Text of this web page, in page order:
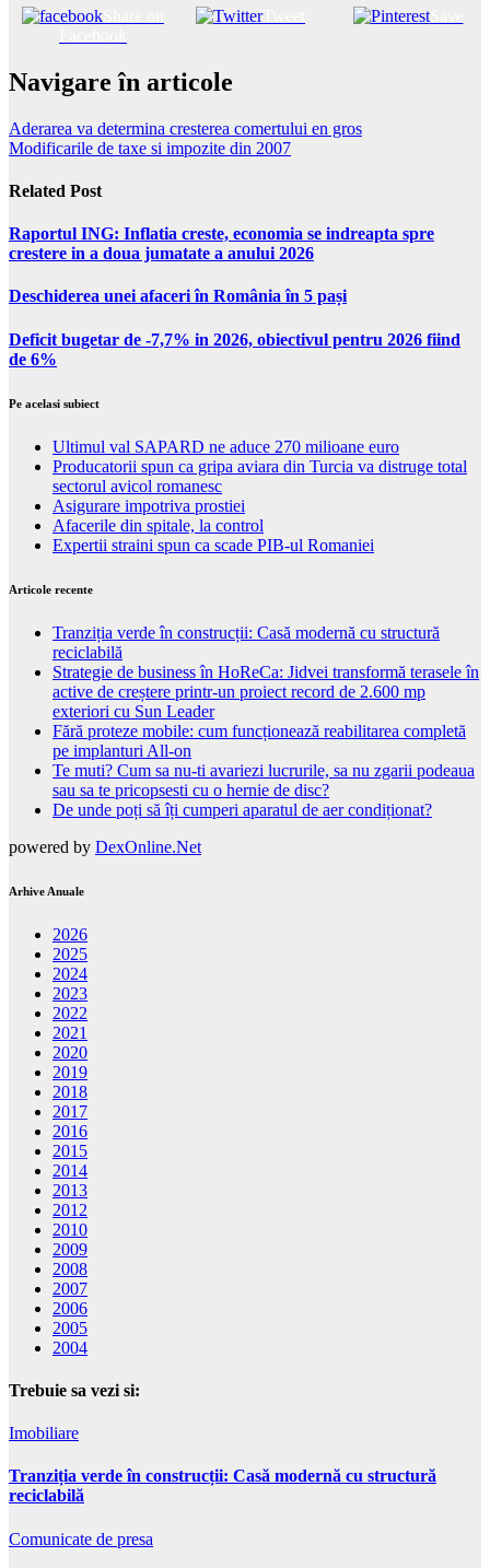
Tweet Save
Navigare în articole
Aderarea va determina cresterea comertului en gros
Modificarile de taxe si impozite din 2007
Related Post
Raportul ING: Inflatia creste, economia se indreapta spre
crestere in a doua jumatate a anului 2026
Deschiderea unei afaceri în România în 5 pași
Deficit bugetar de -7,7% in 2026, obiectivul pentru 2026 fiind
de 6%
Pe acelasi subiect
Ultimul val SAPARD ne aduce 270 milioane euro
Producatorii spun ca gripa aviara din Turcia va distruge total
sectorul avicol romanesc
Asigurare impotriva prostiei
Afacerile din spitale, la control
Expertii straini spun ca scade PIB-ul Romaniei
Articole recente
Tranziția verde în construcții: Casă modernă cu structură
reciclabilă
Strategie de business în HoReCa: Jidvei transformă terasele în
active de creștere printr-un proiect record de 2.600 mp
exteriori cu Sun Leader
Fără proteze mobile: cum funcționează reabilitarea completă
pe implanturi All-on
Te muti? Cum sa nu-ti avariezi lucrurile, sa nu zgarii podeaua
sau sa te pricopsesti cu o hernie de disc?
De unde poți să îți cumperi aparatul de aer condiționat?
powered by DexOnline.Net
Arhive Anuale
2026
2025
2024
2023
2022
2021
2020
2019
2018
2017
2016
2015
2014
2013
2012
2010
2009
2008
2007
2006
2005
2004
Trebuie sa vezi si:
Imobiliare
Tranziția verde în construcții: Casă modernă cu structură
reciclabilă
Comunicate de presa